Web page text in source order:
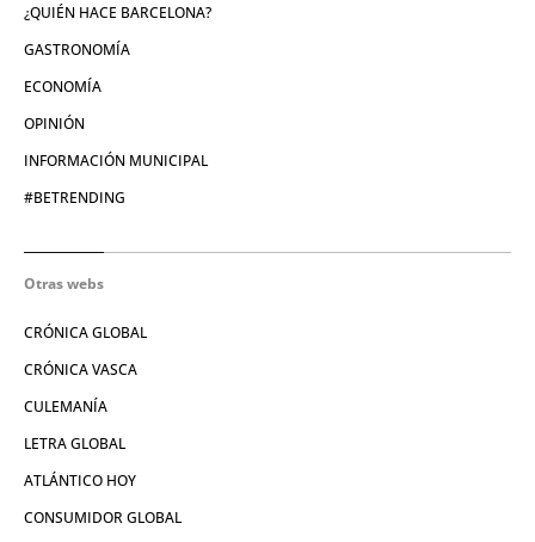
¿QUIÉN HACE BARCELONA?
GASTRONOMÍA
ECONOMÍA
OPINIÓN
INFORMACIÓN MUNICIPAL
#BETRENDING
Otras webs
CRÓNICA GLOBAL
CRÓNICA VASCA
CULEMANÍA
LETRA GLOBAL
ATLÁNTICO HOY
CONSUMIDOR GLOBAL